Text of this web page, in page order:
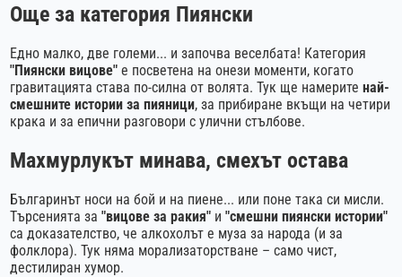
Още за категория Пиянски
Едно малко, две големи... и започва веселбата! Категория
"Пиянски вицове" е посветена на онези моменти, когато
гравитацията става по-силна от волята. Тук ще намеритенай-
смешните истории за пияници, за прибиране вкъщи на четири
крака и за епични разговори с улични стълбове.
Махмурлукът минава, смехът остава
Българинът носи на бой и на пиене... или поне така си мисли.
Търсенията за"вицове за ракия" и"смешни пиянски истории"
са доказателство, че алкохолът е муза за народа (и за
фолклора). Тук няма морализаторстване – само чист,
дестилиран хумор.